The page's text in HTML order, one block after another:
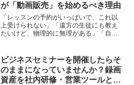
が「動画販売」を始めるべき理由
「レッスンの予約がいっぱいで、これ以
上受けられない」「遠方の生徒にも教え
たいけど、物理的に無理がある」「自分
チングプロなら、こうした悩みに一度は
ぶつかったことがあるので...
ビジネスセミナーを開催したらそ
のままになっていませんか？録画
資産を社内研修・営業ツールとし